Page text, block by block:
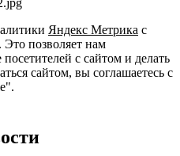
Яндекс Метрика с
позволяет нам
с сайтом и делать
сайтом, вы соглашаетесь с